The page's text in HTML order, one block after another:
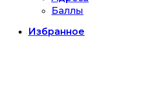
Баллы
Избранное